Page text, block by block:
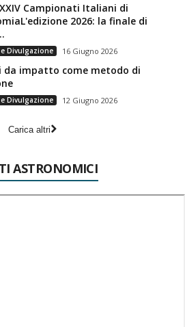
Campionati Italiani di
2026: la finale di
Divulgazione 16 Giugno 2026
da impatto come metodo di
Divulgazione 12 Giugno 2026
Carica altri
ASTRONOMICI